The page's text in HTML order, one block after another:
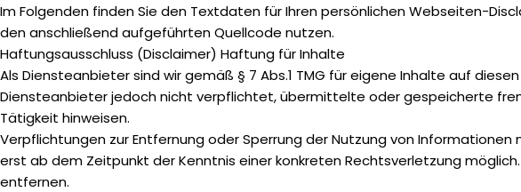
Im Folgenden finden Sie den Textdaten für Ihren persönlichen Webseiten-
den anschließend aufgeführten Quellcode nutzen.
Haftungsausschluss (Disclaimer) Haftung für Inhalte
Als Diensteanbieter sind wir gemäß § 7 Abs.1 TMG für eigene Inhalte auf
Diensteanbieter jedoch nicht verpflichtet, übermittelte oder gespeicherte
Tätigkeit hinweisen.
Verpflichtungen zur Entfernung oder Sperrung der Nutzung von
erst ab dem Zeitpunkt der Kenntnis einer konkreten Rechtsverletzung
entfernen.